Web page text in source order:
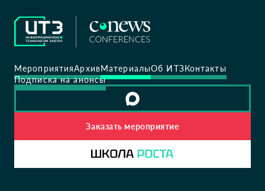
МероприятияАрхивМатериалыОб ИТЗКонтакты
Подписка на анонсы
Заказать мероприятие